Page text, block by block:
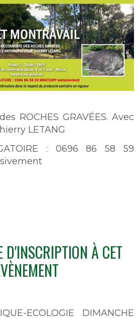
ROCHES GRAVÉES. Avec
LETANG
: 0696 86 58 59
D'INSCRIPTION À CET
ECOLOGIE DIMANCHE